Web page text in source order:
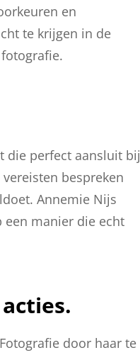
en
te krijgen in de
die perfect aansluit bij
bespreken
Annemie Nijs
een manier die echt
door haar te